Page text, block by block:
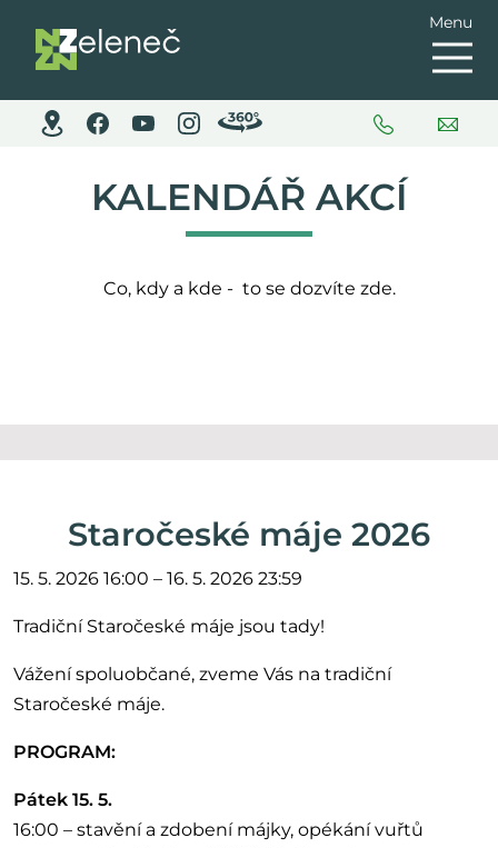
Menu
KALENDÁŘ AKCÍ
Co, kdy a kde - to se dozvíte zde.
Staročeské máje 2026
15. 5. 2026 16:00 – 16. 5. 2026 23:59
Tradiční Staročeské máje jsou tady!
Vážení spoluobčané, zveme Vás na tradiční
Staročeské máje.
PROGRAM:
Pátek 15. 5.
16:00 – stavění a zdobení májky, opékání vuřtů